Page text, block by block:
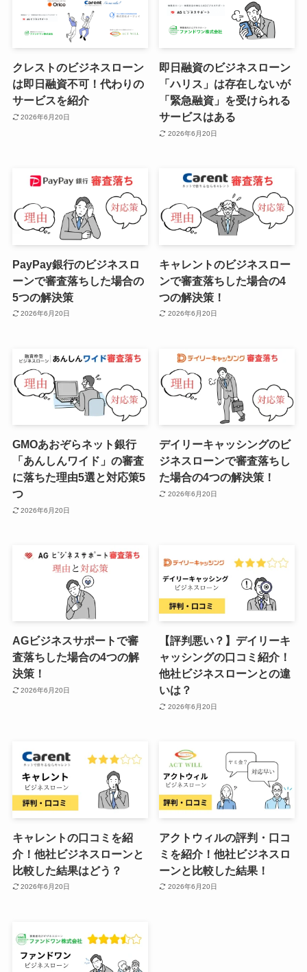
クレストのビジネスローン
は即日融資不可！代わりの
サービスを紹介
2026年6月20日
即日融資のビジネスローン
「ハリス」は存在しないが
「緊急融資」を受けられる
サービスはある
2026年6月20日
PayPay銀行のビジネスロ
ーンで審査落ちした場合の
5つの解決策
2026年6月20日
キャレントのビジネスロー
ンで審査落ちした場合の4
つの解決策！
2026年6月20日
GMOあおぞらネット銀行
「あんしんワイド」の審査
に落ちた理由5選と対応策5
つ
2026年6月20日
デイリーキャッシングのビ
ジネスローンで審査落ちし
た場合の4つの解決策！
2026年6月20日
AGビジネスサポートで審
査落ちした場合の4つの解
決策！
2026年6月20日
【評判悪い？】デイリーキ
ャッシングの口コミ紹介！
他社ビジネスローンとの違
いは？
2026年6月20日
キャレントの口コミを紹
介！他社ビジネスローンと
比較した結果はどう？
2026年6月20日
アクトウィルの評判・口コ
ミを紹介！他社ビジネスロ
ーンと比較した結果！
2026年6月20日